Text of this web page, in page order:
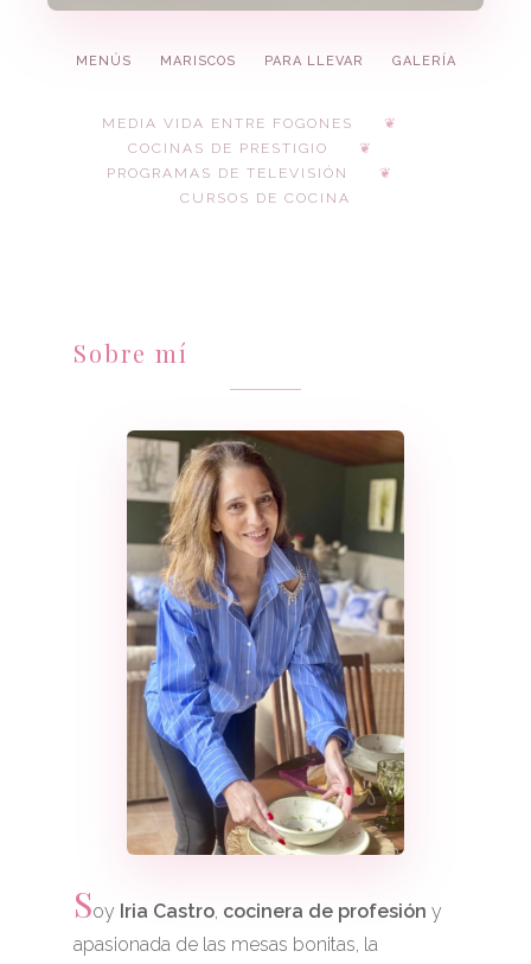
MENÚS MARISCOS PARA LLEVAR GALERÍA
MEDIA VIDA ENTRE FOGONES
COCINAS DE PRESTIGIO
PROGRAMAS DE TELEVISIÓN
CURSOS DE COCINA
Sobre mí
Soy Iria Castro, cocinera de profesión y
apasionada de las mesas bonitas, la